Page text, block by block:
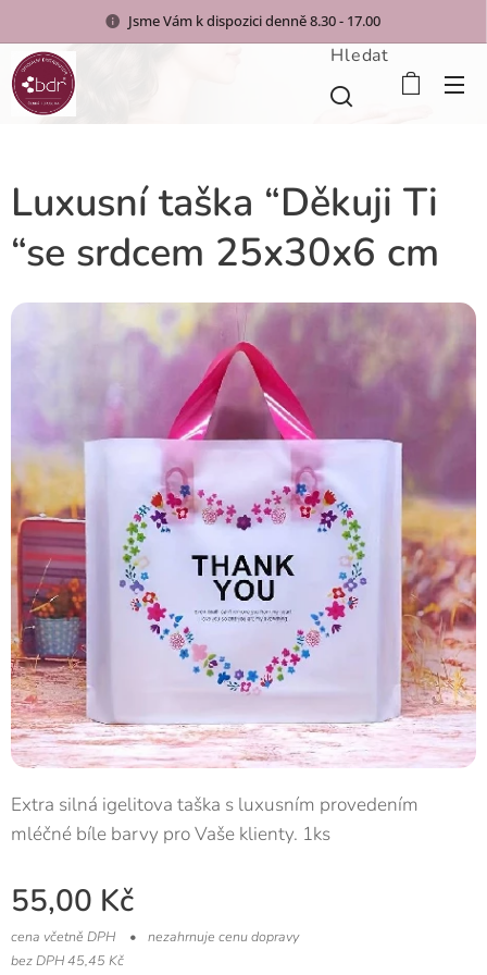
Jsme Vám k dispozici denně 8.30 - 17.00
Hledat
Luxusní taška “Děkuji Ti
“se srdcem 25x30x6 cm
Extra silná igelitova taška s luxusním provedením
mléčné bíle barvy pro Vaše klienty. 1ks
55,00 Kč
cena včetně DPH
nezahrnuje cenu dopravy
bez DPH 45,45 Kč